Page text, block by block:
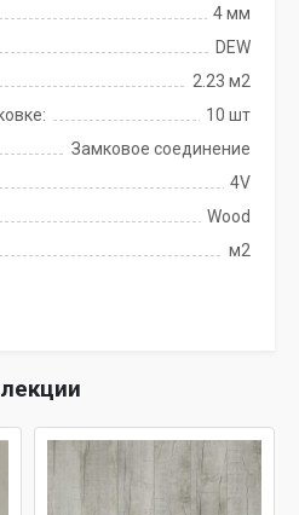
4 мм
DEW
2.23 м2
10 шт
Замковое соединение
4V
Wood
м2